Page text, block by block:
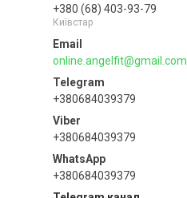
+380 (68) 403-93-79
Київстар
online.angelfit@gmail.com
+380684039379
+380684039379
+380684039379